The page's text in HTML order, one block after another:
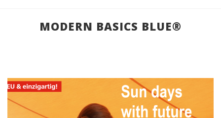
MODERN BASICS BLUE®